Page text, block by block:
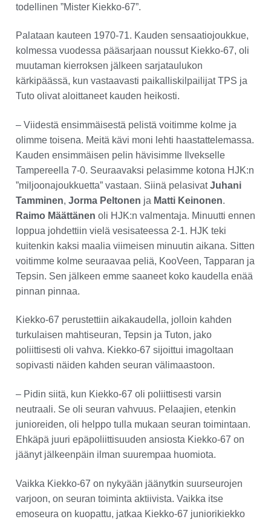
todellinen ”Mister Kiekko-67”.
Palataan kauteen 1970-71. Kauden sensaatiojoukkue,
kolmessa vuodessa pääsarjaan noussut Kiekko-67, oli
muutaman kierroksen jälkeen sarjataulukon
kärkipäässä, kun vastaavasti paikalliskilpailijat TPS ja
Tuto olivat aloittaneet kauden heikosti.
– Viidestä ensimmäisestä pelistä voitimme kolme ja
olimme toisena. Meitä kävi moni lehti haastattelemassa.
Kauden ensimmäisen pelin hävisimme Ilvekselle
Tampereella 7-0. Seuraavaksi pelasimme kotona HJK:n
”miljoonajoukkuetta” vastaan. Siinä pelasivatJuhani
Tamminen, Jorma Peltonen ja Matti Keinonen.
Raimo Määttänen oli HJK:n valmentaja. Minuutti ennen
loppua johdettiin vielä vesisateessa 2-1. HJK teki
kuitenkin kaksi maalia viimeisen minuutin aikana. Sitten
voitimme kolme seuraavaa peliä, KooVeen, Tapparan ja
Tepsin. Sen jälkeen emme saaneet koko kaudella enää
pinnan pinnaa.
Kiekko-67 perustettiin aikakaudella, jolloin kahden
turkulaisen mahtiseuran, Tepsin ja Tuton, jako
poliittisesti oli vahva. Kiekko-67 sijoittui imagoltaan
sopivasti näiden kahden seuran välimaastoon.
– Pidin siitä, kun Kiekko-67 oli poliittisesti varsin
neutraali. Se oli seuran vahvuus. Pelaajien, etenkin
junioreiden, oli helppo tulla mukaan seuran toimintaan.
Ehkäpä juuri epäpoliittisuuden ansiosta Kiekko-67 on
jäänyt jälkeenpäin ilman suurempaa huomiota.
Vaikka Kiekko-67 on nykyään jäänytkin suurseurojen
varjoon, on seuran toiminta aktiivista. Vaikka itse
emoseura on kuopattu, jatkaa Kiekko-67 juniorikiekko